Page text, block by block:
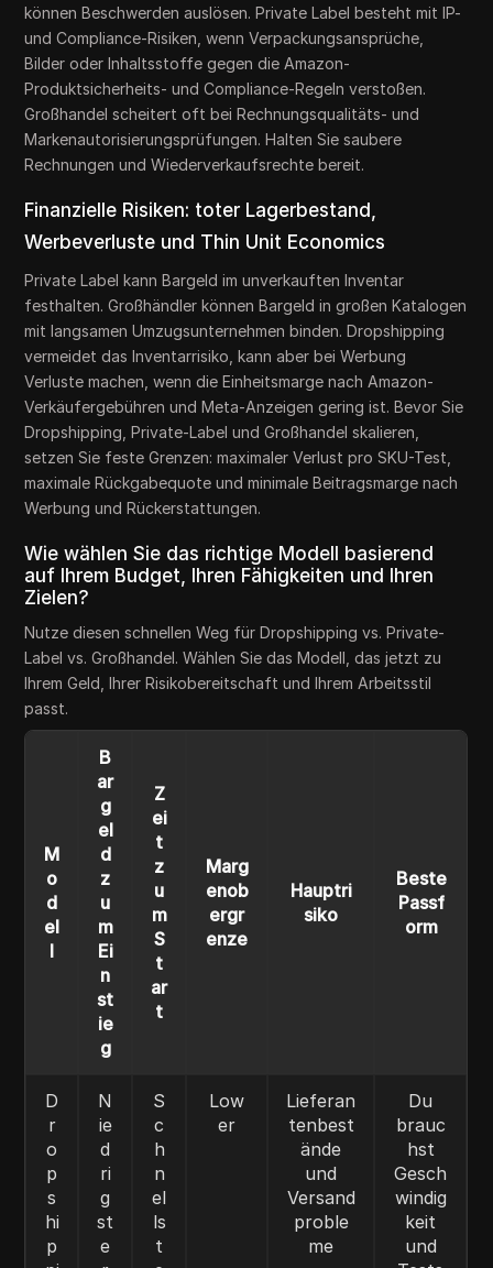
können Beschwerden auslösen. Private Label besteht mit IP-
und Compliance-Risiken, wenn Verpackungsansprüche,
Bilder oder Inhaltsstoffe gegen die Amazon-
Produktsicherheits- und Compliance-Regeln verstoßen.
Großhandel scheitert oft bei Rechnungsqualitäts- und
Markenautorisierungsprüfungen. Halten Sie saubere
Rechnungen und Wiederverkaufsrechte bereit.
Finanzielle Risiken: toter Lagerbestand,
Werbeverluste und Thin Unit Economics
Private Label kann Bargeld im unverkauften Inventar
festhalten. Großhändler können Bargeld in großen Katalogen
mit langsamen Umzugsunternehmen binden. Dropshipping
vermeidet das Inventarrisiko, kann aber bei Werbung
Verluste machen, wenn die Einheitsmarge nach Amazon-
Verkäufergebühren und Meta-Anzeigen gering ist. Bevor Sie
Dropshipping, Private-Label und Großhandel skalieren,
setzen Sie feste Grenzen: maximaler Verlust pro SKU-Test,
maximale Rückgabequote und minimale Beitragsmarge nach
Werbung und Rückerstattungen.
Wie wählen Sie das richtige Modell basierend
auf Ihrem Budget, Ihren Fähigkeiten und Ihren
Zielen?
Nutze diesen schnellen Weg für Dropshipping vs. Private-
Label vs. Großhandel. Wählen Sie das Modell, das jetzt zu
Ihrem Geld, Ihrer Risikobereitschaft und Ihrem Arbeitsstil
passt.
M
o
d
el
l
B
ar
g
el
d
z
u
m
Ei
n
st
ie
g
Z
ei
t
z
u
m
S
t
ar
t
Marg
enob
ergr
enze
Hauptri
siko
Beste
Passf
orm
D
r
o
p
s
hi
p
N
ie
d
ri
g
st
e
S
c
h
n
el
ls
t
Low
er
Lieferan
tenbest
ände
und
Versand
proble
me
Du
brauc
hst
Gesch
windig
keit
und